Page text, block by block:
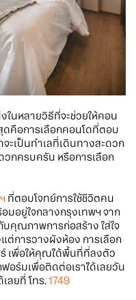
ในหลายวิธีที่จะช่วยให้คอน
คือการเลือกคอนโดที่ตอบ
ะเป็นทำเลที่เดินทางสะดวก
กครบครัน หรือการเลือก
ที่ตอบโจทย์การใช้ชีวิตคน
มอยู่ใจกลางกรุงเทพฯ จาก
คุณภาพการก่อสร้าง ใส่ใจ
ต่การวางผังห้อง การเลือก
ร์ เพื่อให้คุณได้พื้นที่ที่ลงตัว
อร์มเพื่อติดต่อเราได้เลยวัน
ลยที่ โทร.1749